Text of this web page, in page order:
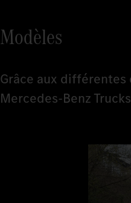
Modèles
Grâce aux
Mercedes-Benz